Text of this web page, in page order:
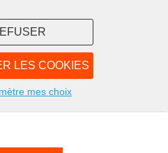
LES COOKIES
mes choix
NOUS